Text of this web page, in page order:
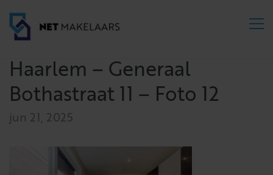
Haarlem – Generaal
Bothastraat 11 – Foto 12
jun 21, 2025